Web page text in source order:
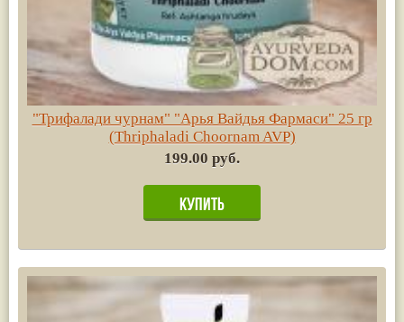
"Трифалади чурнам" "Арья Вайдья Фармаси" 25 гр
(Thriphaladi Choornam AVP)
199.00 руб.